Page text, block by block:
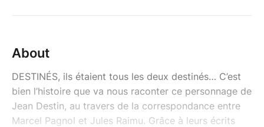
About
DESTINÉS, ils étaient tous les deux destinés… C’est
bien l’histoire que va nous raconter ce personnage de
Jean Destin, au travers de la correspondance entre
Marcel Pagnol et Jules Raimu. Grâce à leurs écrits